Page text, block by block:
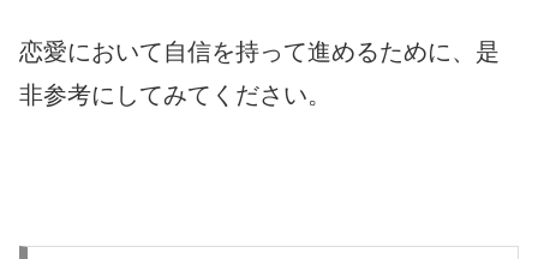
恋愛において自信を持って進めるために、是
非参考にしてみてください。